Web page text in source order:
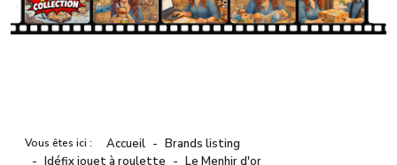
Vous êtes ici : Accueil
Brands listing
Idéfix jouet à roulette
Le Menhir d'or